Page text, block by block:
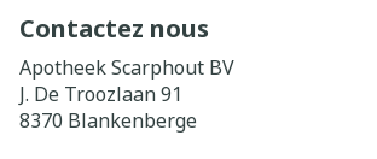
Contactez nous
Apotheek Scarphout BV
J. De Troozlaan 91
8370 Blankenberge